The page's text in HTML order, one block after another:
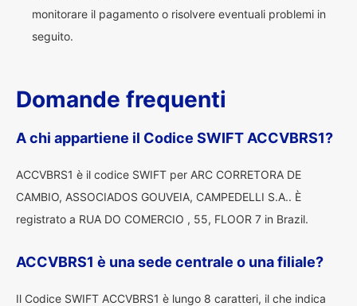
monitorare il pagamento o risolvere eventuali problemi in
seguito.
Domande frequenti
A chi appartiene il Codice SWIFT ACCVBRS1?
ACCVBRS1 è il codice SWIFT per ARC CORRETORA DE
CAMBIO, ASSOCIADOS GOUVEIA, CAMPEDELLI S.A.. È
registrato a RUA DO COMERCIO , 55, FLOOR 7 in Brazil.
ACCVBRS1 è una sede centrale o una filiale?
Il Codice SWIFT ACCVBRS1 è lungo 8 caratteri, il che indica